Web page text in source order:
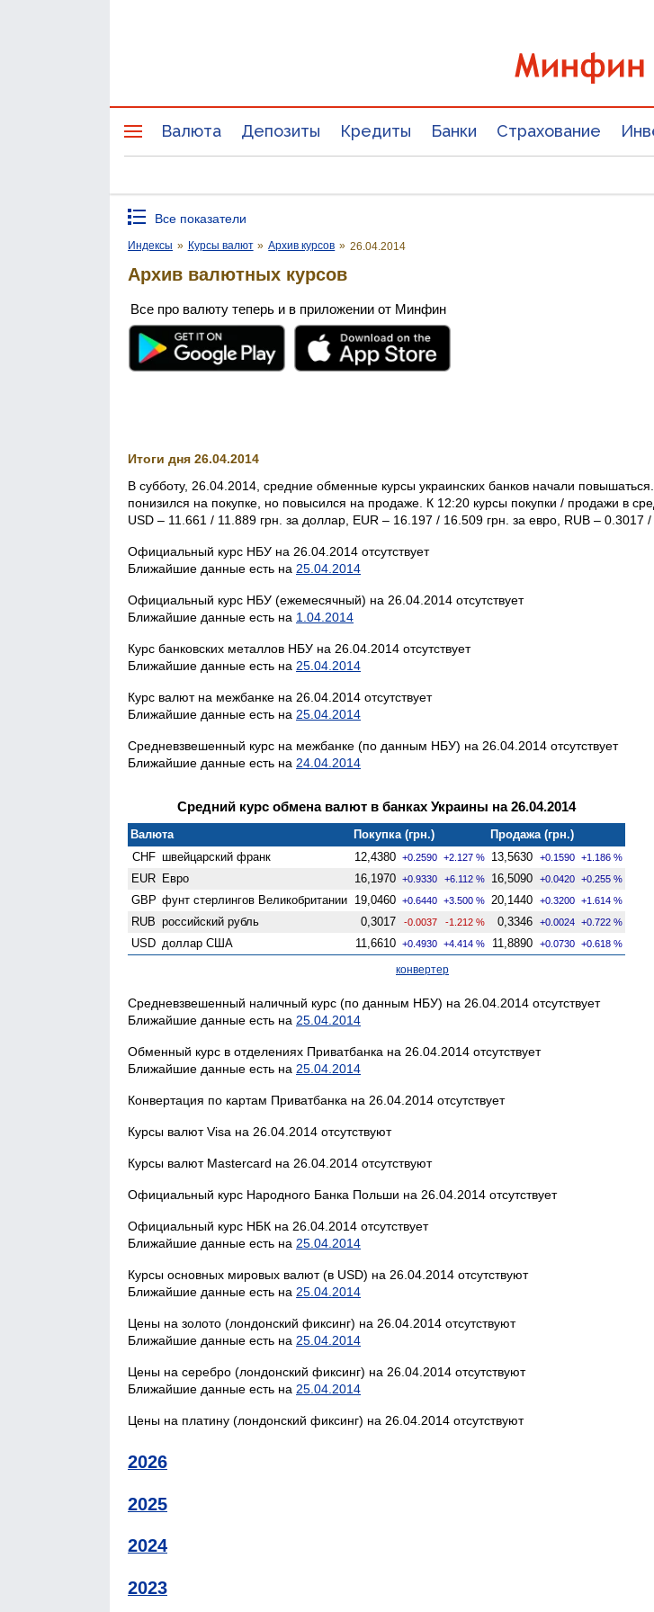
Валюта Депозиты Кредиты Банки Страхование
Все показатели
Индексы » Курсы валют » Архив курсов » 26.04.2014
Архив валютных курсов
Все про валюту теперь и в приложении от Минфин
Итоги дня 26.04.2014
В субботу, 26.04.2014, средние обменные курсы украинских банков начали
понизился на покупке, но повысился на продаже. К 12:20 курсы покупки / продажи в
USD – 11.661 / 11.889 грн. за доллар, EUR – 16.197 / 16.509 грн. за евро, RUB – 0.3017 /
Официальный курс НБУ на 26.04.2014 отсутствует
Ближайшие данные есть на 25.04.2014
Официальный курс НБУ (ежемесячный) на 26.04.2014 отсутствует
Ближайшие данные есть на 1.04.2014
Курс банковских металлов НБУ на 26.04.2014 отсутствует
Ближайшие данные есть на 25.04.2014
Курс валют на межбанке на 26.04.2014 отсутствует
Ближайшие данные есть на 25.04.2014
Средневзвешенный курс на межбанке (по данным НБУ) на 26.04.2014 отсутствует
Ближайшие данные есть на 24.04.2014
Средний курс обмена валют в банках Украины на 26.04.2014
Валюта Покупка (грн.)
Продажа (грн.)
CHF швейцарский франк 12,4380 +0.2590 +2.127 % 13,5630 +0.1590 +1.186 %
EUR Евро 16,1970 +0.9330 +6.112 % 16,5090 +0.0420 +0.255 %
GBP фунт стерлингов Велико­британии 19,0460 +0.6440 +3.500 % 20,1440 +0.3200 +1.614 %
RUB российский рубль 0,3017 -0.0037 -1.212 % 0,3346 +0.0024 +0.722 %
USD доллар США 11,6610 +0.4930 +4.414 % 11,8890 +0.0730 +0.618 %
конвертер
Средневзвешенный наличный курс (по данным НБУ) на 26.04.2014 отсутствует
Ближайшие данные есть на 25.04.2014
Обменный курс в отделениях Приватбанка на 26.04.2014 отсутствует
Ближайшие данные есть на 25.04.2014
Конвертация по картам Приватбанка на 26.04.2014 отсутствует
Курсы валют Visa на 26.04.2014 отсутствуют
Курсы валют Mastercard на 26.04.2014 отсутствуют
Официальный курс Народного Банка Польши на 26.04.2014 отсутствует
Официальный курс НБК на 26.04.2014 отсутствует
Ближайшие данные есть на 25.04.2014
Курсы основных мировых валют (в USD) на 26.04.2014 отсутствуют
Ближайшие данные есть на 25.04.2014
Цены на золото (лондонский фиксинг) на 26.04.2014 отсутствуют
Ближайшие данные есть на 25.04.2014
Цены на серебро (лондонский фиксинг) на 26.04.2014 отсутствуют
Ближайшие данные есть на 25.04.2014
Цены на платину (лондонский фиксинг) на 26.04.2014 отсутствуют
2026
2025
2024
2023